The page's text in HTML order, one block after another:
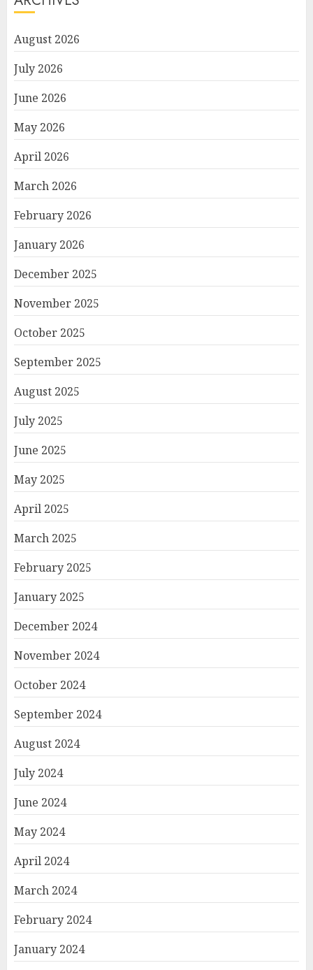
August 2026
July 2026
June 2026
May 2026
April 2026
March 2026
February 2026
January 2026
December 2025
November 2025
October 2025
September 2025
August 2025
July 2025
June 2025
May 2025
April 2025
March 2025
February 2025
January 2025
December 2024
November 2024
October 2024
September 2024
August 2024
July 2024
June 2024
May 2024
April 2024
March 2024
February 2024
January 2024